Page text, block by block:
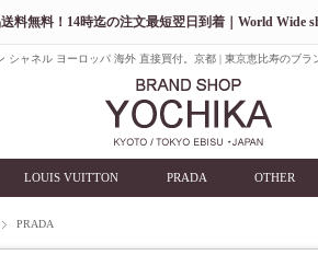
料無料！14時迄の注文最短翌日到着｜World Wide
シャネル ヨーロッパ 海外 直接買付。京都 | 東京恵比寿のブラ
LOUIS VUITTON PRADA OTHER
PRADA